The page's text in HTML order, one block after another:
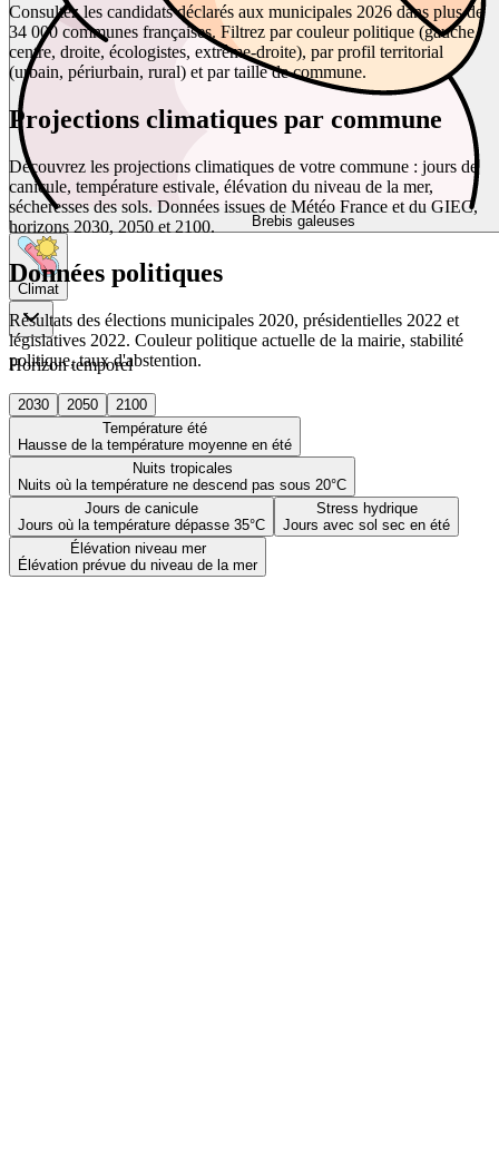
Brebis galeuses
Climat
Horizon temporel
2030 2050
2100
Température été
Hausse de la température moyenne en été
Nuits tropicales
Nuits où la température ne descend pas sous 20°C
Jours de canicule
Jours où la température dépasse 35°C
Stress hydrique
Jours avec sol sec en été
Élévation niveau mer
Élévation prévue du niveau de la mer
Consultez les candidats déclarés aux municipales 2026 dans plus de
34 000 communes françaises. Filtrez par couleur politique (gauche,
centre, droite, écologistes, extrême-droite), par profil territorial
(urbain, périurbain, rural) et par taille de commune.
Projections climatiques par commune
Découvrez les projections climatiques de votre commune : jours de
canicule, température estivale, élévation du niveau de la mer,
sécheresses des sols. Données issues de Météo France et du GIEC,
horizons 2030, 2050 et 2100.
Données politiques
Résultats des élections municipales 2020, présidentielles 2022 et
législatives 2022. Couleur politique actuelle de la mairie, stabilité
politique, taux d'abstention.